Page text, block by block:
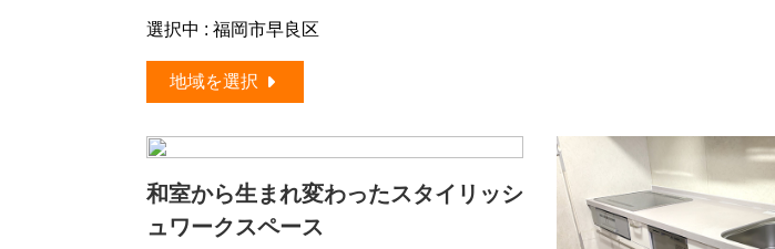
選択中 : 福岡市早良区
地域を選択
和室から生まれ変わったスタイリッシ
ュワークスペース